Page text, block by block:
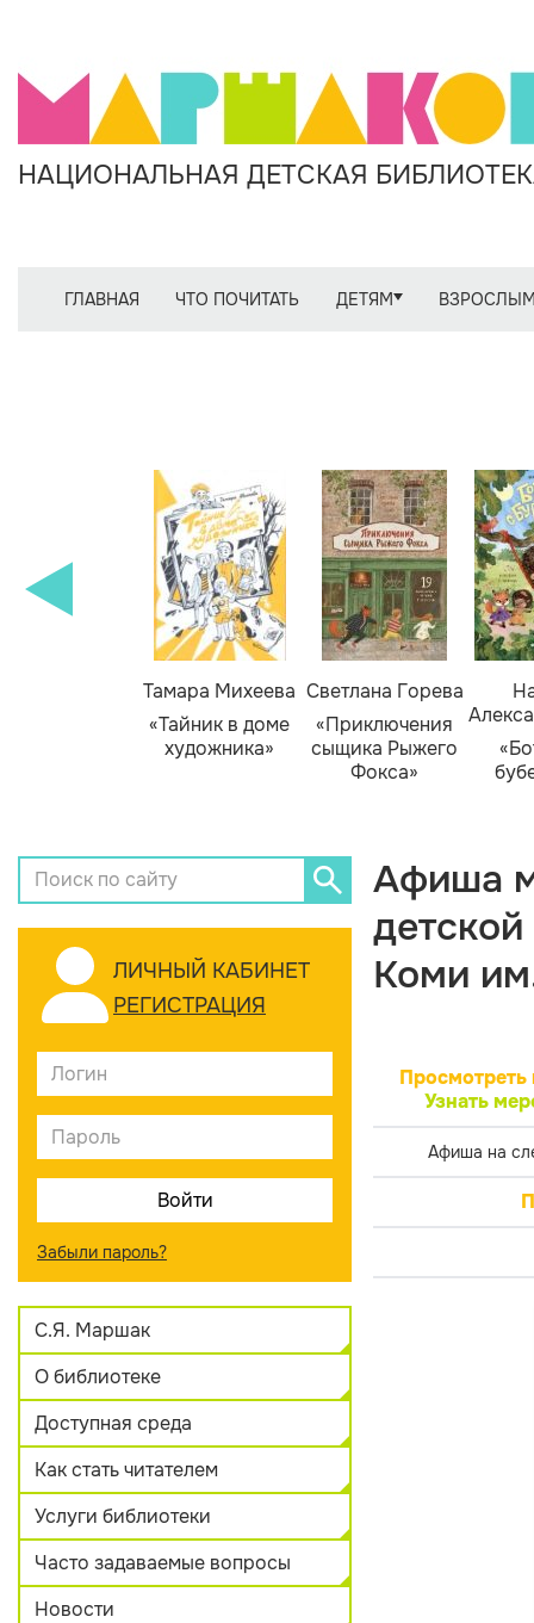
НАЦИОНАЛЬНАЯ ДЕТСКАЯ
ГЛАВНАЯ ЧТО ПОЧИТАТЬ ДЕТЯМ
Тамара Михеева
«Тайник в доме
художника»
Светлана Горева
«Приключения
сыщика Рыжего
Фокса»
ЛИЧНЫЙ КАБИНЕТ
РЕГИСТРАЦИЯ
Забыли пароль?
С.Я. Маршак
О библиотеке
Доступная среда
Как стать читателем
Услуги библиотеки
Часто задаваемые вопросы
Новости
Афиша
Коми
Просмотреть
Узнать
Афиша на